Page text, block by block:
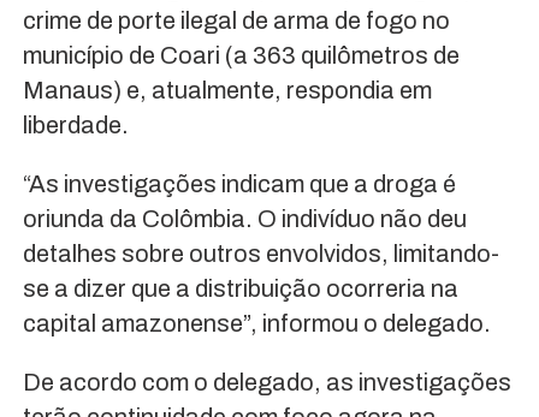
crime de porte ilegal de arma de fogo no
município de Coari (a 363 quilômetros de
Manaus) e, atualmente, respondia em
liberdade.
“As investigações indicam que a droga é
oriunda da Colômbia. O indivíduo não deu
detalhes sobre outros envolvidos, limitando-
se a dizer que a distribuição ocorreria na
capital amazonense”, informou o delegado.
De acordo com o delegado, as investigações